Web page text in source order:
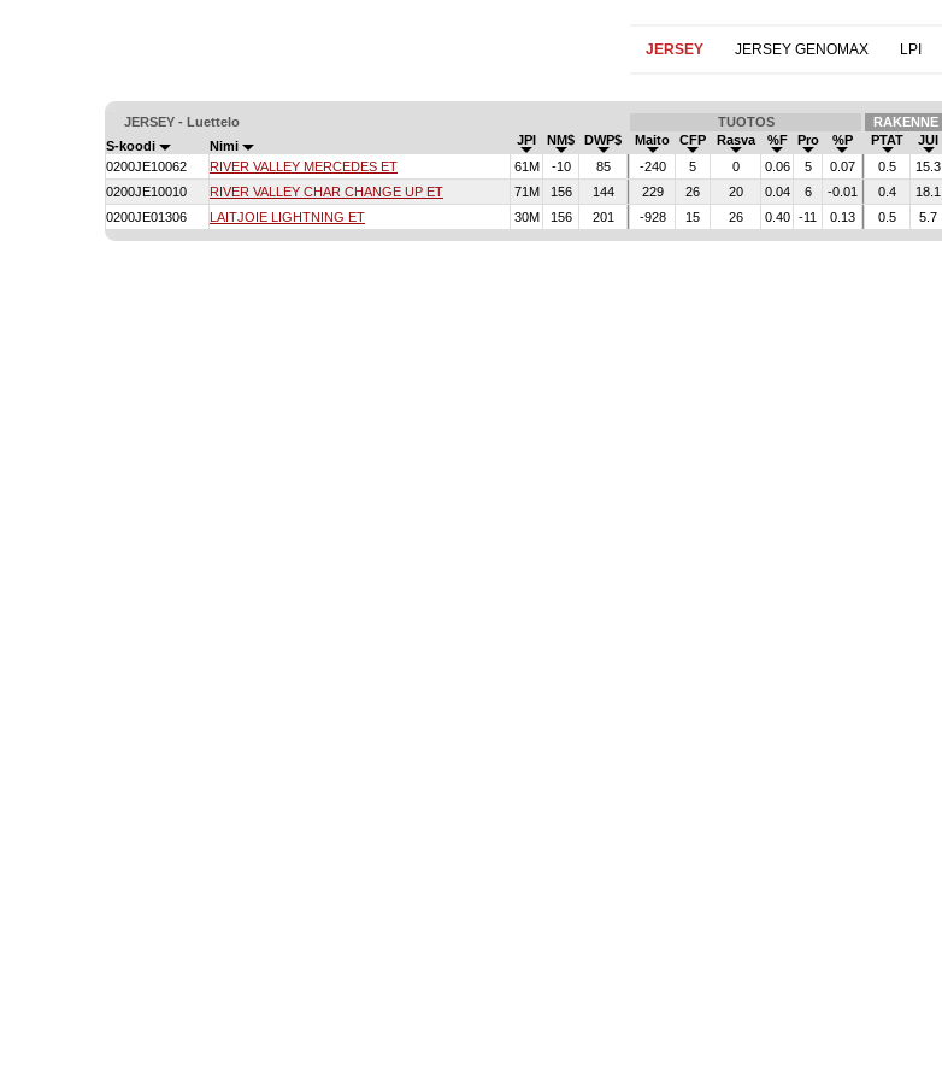
JERSEY JERSEY GENOMAX LPI
JERSEY - Luettelo TUOTOS RAKENNE
S-koodi Nimi JPI NM$ DWP$ Maito CFP Rasva %F Pro %P PTAT JUI
0200JE10062
RIVER VALLEY MERCEDES ET 61M -10 85 -240 5 0 0.06 5 0.07 0.5 15.3
0200JE10010
RIVER VALLEY CHAR CHANGE UP ET 71M 156 144 229 26 20 0.04 6 -0.01 0.4 18.1
0200JE01306
LAITJOIE LIGHTNING ET 30M 156 201 -928 15 26 0.40 -11 0.13 0.5 5.7